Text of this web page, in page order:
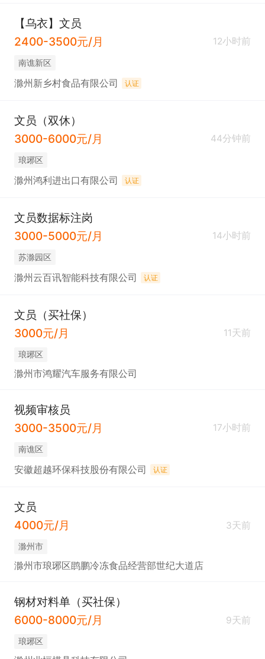
【乌衣】文员
2400-3500元/月
12小时前
南谯新区
滁州新乡村食品有限公司 认证
文员（双休）
3000-6000元/月
44分钟前
琅琊区
滁州鸿利进出口有限公司 认证
文员数据标注岗
3000-5000元/月
14小时前
苏滁园区
滁州云百讯智能科技有限公司 认证
文员（买社保）
3000元/月
11天前
琅琊区
滁州市鸿耀汽车服务有限公司
视频审核员
3000-3500元/月
17小时前
南谯区
安徽超越环保科技股份有限公司 认证
文员
4000元/月
3天前
滁州市
滁州市琅琊区鹍鹏冷冻食品经营部世纪大道店
钢材对料单（买社保）
6000-8000元/月
9天前
琅琊区